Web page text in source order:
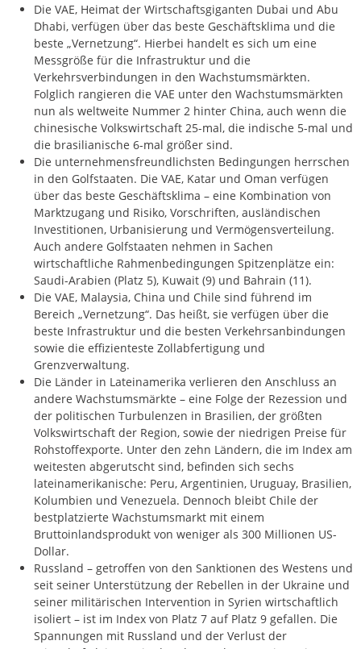
Die VAE, Heimat der Wirtschaftsgiganten Dubai und Abu
Dhabi, verfügen über das beste Geschäftsklima und die
beste „Vernetzung“. Hierbei handelt es sich um eine
Messgröße für die Infrastruktur und die
Verkehrsverbindungen in den Wachstumsmärkten.
Folglich rangieren die VAE unter den Wachstumsmärkten
nun als weltweite Nummer 2 hinter China, auch wenn die
chinesische Volkswirtschaft 25-mal, die indische 5-mal und
die brasilianische 6-mal größer sind.
Die unternehmensfreundlichsten Bedingungen herrschen
in den Golfstaaten. Die VAE, Katar und Oman verfügen
über das beste Geschäftsklima – eine Kombination von
Marktzugang und Risiko, Vorschriften, ausländischen
Investitionen, Urbanisierung und Vermögensverteilung.
Auch andere Golfstaaten nehmen in Sachen
wirtschaftliche Rahmenbedingungen Spitzenplätze ein:
Saudi-Arabien (Platz 5), Kuwait (9) und Bahrain (11).
Die VAE, Malaysia, China und Chile sind führend im
Bereich „Vernetzung“. Das heißt, sie verfügen über die
beste Infrastruktur und die besten Verkehrsanbindungen
sowie die effizienteste Zollabfertigung und
Grenzverwaltung.
Die Länder in Lateinamerika verlieren den Anschluss an
andere Wachstumsmärkte – eine Folge der Rezession und
der politischen Turbulenzen in Brasilien, der größten
Volkswirtschaft der Region, sowie der niedrigen Preise für
Rohstoffexporte. Unter den zehn Ländern, die im Index am
weitesten abgerutscht sind, befinden sich sechs
lateinamerikanische: Peru, Argentinien, Uruguay, Brasilien,
Kolumbien und Venezuela. Dennoch bleibt Chile der
bestplatzierte Wachstumsmarkt mit einem
Bruttoinlandsprodukt von weniger als 300 Millionen US-
Dollar.
Russland – getroffen von den Sanktionen des Westens und
seit seiner Unterstützung der Rebellen in der Ukraine und
seiner militärischen Intervention in Syrien wirtschaftlich
isoliert – ist im Index von Platz 7 auf Platz 9 gefallen. Die
Spannungen mit Russland und der Verlust der